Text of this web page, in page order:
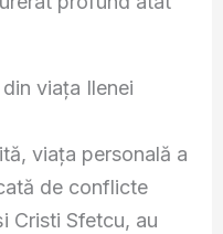
viața Ilenei
viața personală a
de conflicte
Cristi Sfetcu, au